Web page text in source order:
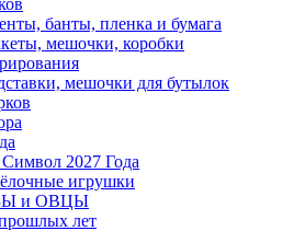
банты, пленка и бумага
мешочки, коробки
мешочки для бутылок
2027 Года
игрушки
и ОВЦЫ
лет